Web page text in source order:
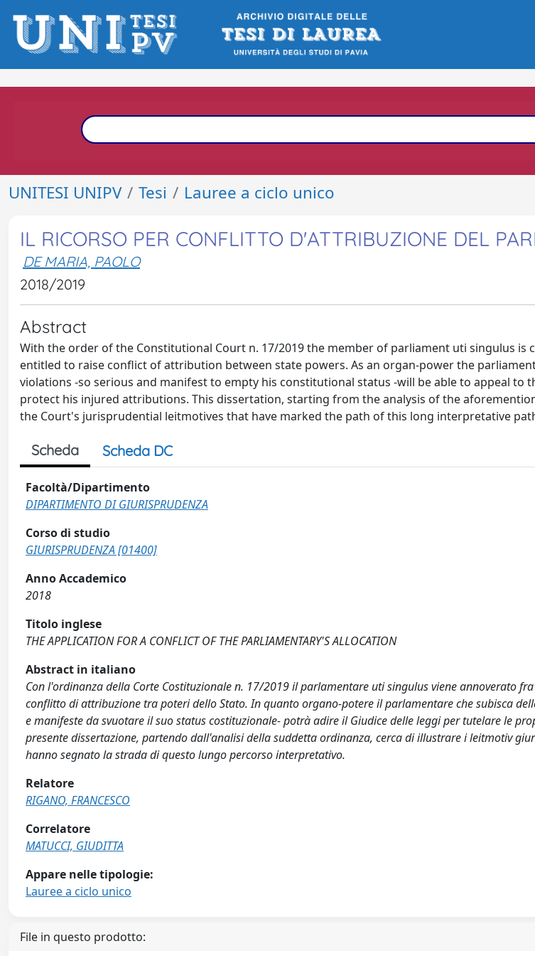
UNITESI UNIPV Tesi Lauree a ciclo unico
IL RICORSO PER CONFLITTO D'ATTRIBUZIONE DEL
DE MARIA, PAOLO
2018/2019
Abstract
With the order of the Constitutional Court n. 17/2019 the member of parliament uti singulus is
entitled to raise conflict of attribution between state powers. As an organ-power the
violations -so serious and manifest to empty his constitutional status -will be able to appeal to
protect his injured attributions. This dissertation, starting from the analysis of the
the Court's jurisprudential leitmotives that have marked the path of this long interpretative
Scheda Scheda DC
Facoltà/Dipartimento
DIPARTIMENTO DI GIURISPRUDENZA
Corso di studio
GIURISPRUDENZA [01400]
Anno Accademico
2018
Titolo inglese
THE APPLICATION FOR A CONFLICT OF THE PARLIAMENTARY'S ALLOCATION
Abstract in italiano
Con l'ordinanza della Corte Costituzionale n. 17/2019 il parlamentare uti singulus viene annoverato
conflitto di attribuzione tra poteri dello Stato. In quanto organo-potere il parlamentare che subisca
e manifeste da svuotare il suo status costituzionale- potrà adire il Giudice delle leggi per tutelare le
presente dissertazione, partendo dall'analisi della suddetta ordinanza, cerca di illustrare i leitmotiv
hanno segnato la strada di questo lungo percorso interpretativo.
Relatore
RIGANO, FRANCESCO
Correlatore
MATUCCI, GIUDITTA
Appare nelle tipologie:
Lauree a ciclo unico
File in questo prodotto: